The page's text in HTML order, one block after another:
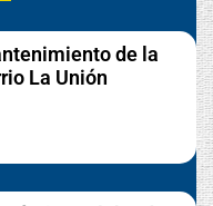
de la
La Unión